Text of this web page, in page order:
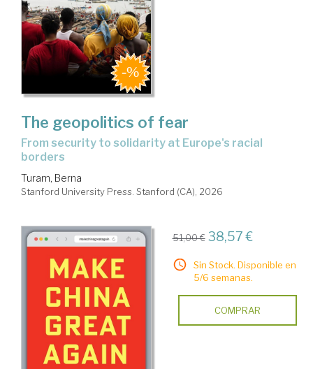
The geopolitics of fear
from security to solidarity at Europe's racial
borders
Turam, Berna
Stanford University Press. Stanford (CA), 2026
51,00 € 38,57 €
Sin Stock. Disponible en
5/6 semanas.
COMPRAR